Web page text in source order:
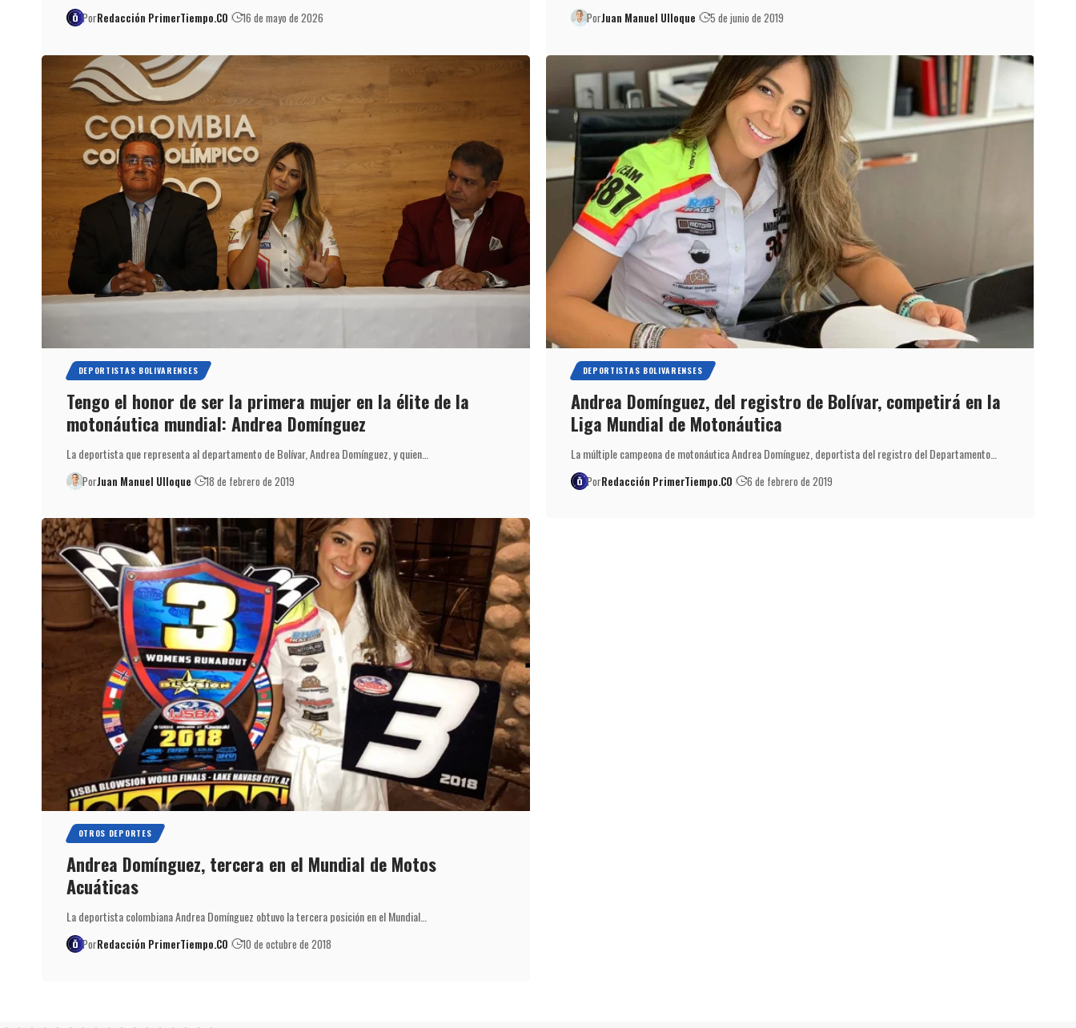
PorRedacción PrimerTiempo.CO 16 de mayo de 2026 PorJuan Manuel Ulloque 5 de junio de 2019
DEPORTISTAS BOLIVARENSES
Tengo el honor de ser la primera mujer en la élite de la
motonáutica mundial: Andrea Domínguez
La deportista que representa al departamento de Bolívar, Andrea Domínguez, y quien…
PorJuan Manuel Ulloque 18 de febrero de 2019
DEPORTISTAS BOLIVARENSES
Andrea Domínguez, del registro de Bolívar, competirá en la
Liga Mundial de Motonáutica
La múltiple campeona de motonáutica Andrea Domínguez, deportista del registro del Departamento…
PorRedacción PrimerTiempo.CO 6 de febrero de 2019
OTROS DEPORTES
Andrea Domínguez, tercera en el Mundial de Motos
Acuáticas
La deportista colombiana Andrea Domínguez obtuvo la tercera posición en el Mundial…
PorRedacción PrimerTiempo.CO 10 de octubre de 2018